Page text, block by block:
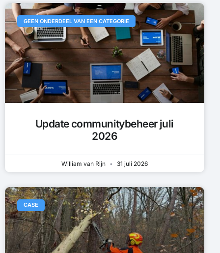
GEEN ONDERDEEL VAN EEN CATEGORIE
Update communitybeheer juli
2026
William van Rijn 31 juli 2026
CASE